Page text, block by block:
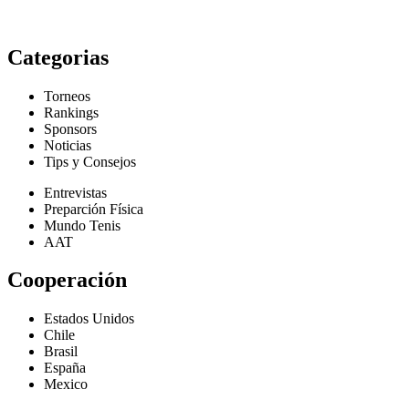
Categorias
Torneos
Rankings
Sponsors
Noticias
Tips y Consejos
Entrevistas
Preparción Física
Mundo Tenis
AAT
Cooperación
Estados Unidos
Chile
Brasil
España
Mexico